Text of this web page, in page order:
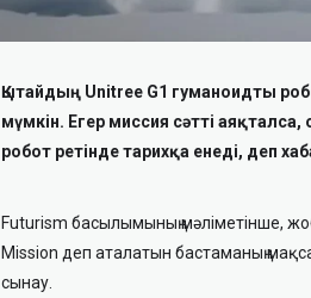
Қытайдың Unitree G1 гуманоидты
мүмкін. Егер миссия сәтті
робот ретінде тарихқа енеді, деп
Futurism басылымының мәліметінше,
Mission деп аталатын бастаманың
сынау.